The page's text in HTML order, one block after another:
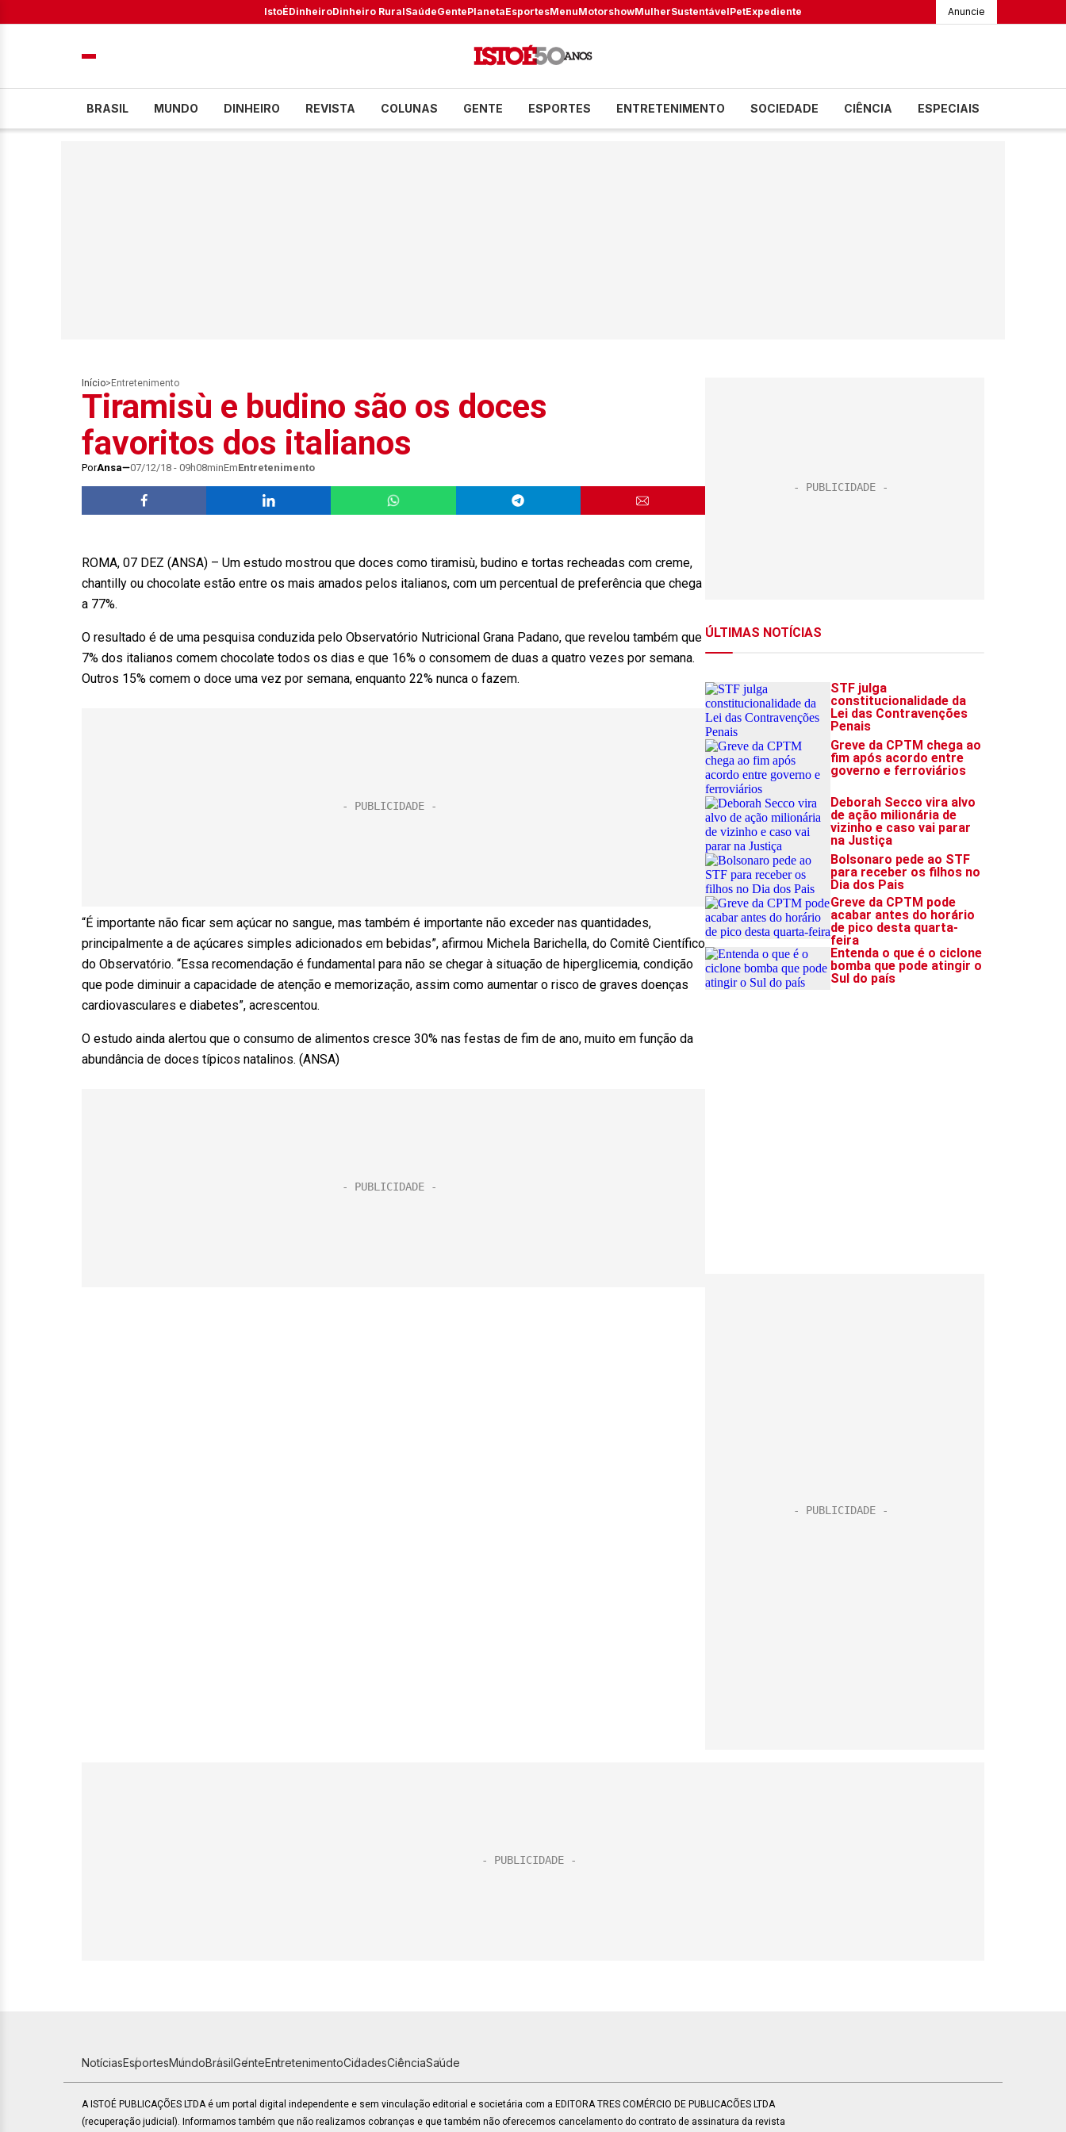
IstoÉDinheiroDinheiro RuralSaúdeGentePlanetaEsportesMenuMotorshowMulherSustentávelPetExpediente Anuncie
BRASIL MUNDO DINHEIRO REVISTA COLUNAS GENTE ESPORTES ENTRETENIMENTO SOCIEDADE CIÊNCIA ESPECIAIS
Início> Entretenimento
Tiramisù e budino são os doces
favoritos dos italianos
PorAnsa 07/12/18 - 09h08minEmEntretenimento
ROMA, 07 DEZ (ANSA) – Um estudo mostrou que doces como tiramisù, budino e tortas recheadas com creme,
chantilly ou chocolate estão entre os mais amados pelos italianos, com um percentual de preferência que chega
a 77%.
O resultado é de uma pesquisa conduzida pelo Observatório Nutricional Grana Padano, que revelou também que
7% dos italianos comem chocolate todos os dias e que 16% o consomem de duas a quatro vezes por semana.
Outros 15% comem o doce uma vez por semana, enquanto 22% nunca o fazem.
“É importante não ficar sem açúcar no sangue, mas também é importante não exceder nas quantidades,
principalmente a de açúcares simples adicionados em bebidas”, afirmou Michela Barichella, do Comitê Científico
do Observatório. “Essa recomendação é fundamental para não se chegar à situação de hiperglicemia, condição
que pode diminuir a capacidade de atenção e memorização, assim como aumentar o risco de graves doenças
cardiovasculares e diabetes”, acrescentou.
O estudo ainda alertou que o consumo de alimentos cresce 30% nas festas de fim de ano, muito em função da
abundância de doces típicos natalinos. (ANSA)
NotíciasEsportesMundoBrasilGenteEntretenimentoCidadesCiênciaSaúde
A ISTOÉ PUBLICAÇÕES LTDA é um portal digital independente e sem vinculação editorial e societária com a EDITORA TRES COMÉRCIO DE PUBLICACÕES LTDA
(recuperação judicial). Informamos também que não realizamos cobranças e que também não oferecemos cancelamento do contrato de assinatura da revista